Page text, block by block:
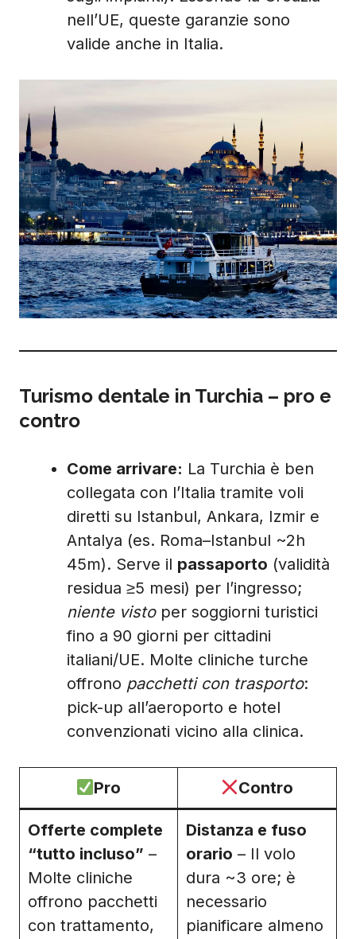
nell’UE, queste garanzie sono
valide anche in Italia.
Turismo dentale in Turchia – pro e
contro
Come arrivare: La Turchia è ben
collegata con l’Italia tramite voli
diretti su Istanbul, Ankara, Izmir e
Antalya (es. Roma–Istanbul ~2h
45m). Serve il passaporto (validità
residua ≥5 mesi) per l’ingresso;
niente vistoper soggiorni turistici
fino a 90 giorni per cittadini
italiani/UE. Molte cliniche turche
offrono pacchetti con trasporto:
pick-up all’aeroporto e hotel
convenzionati vicino alla clinica.
Pro Contro
Offerte complete
“tutto incluso” –
Molte cliniche
offrono pacchetti
con trattamento,
Distanza e fuso
orario – Il volo
dura ~3 ore; è
necessario
pianificare almeno